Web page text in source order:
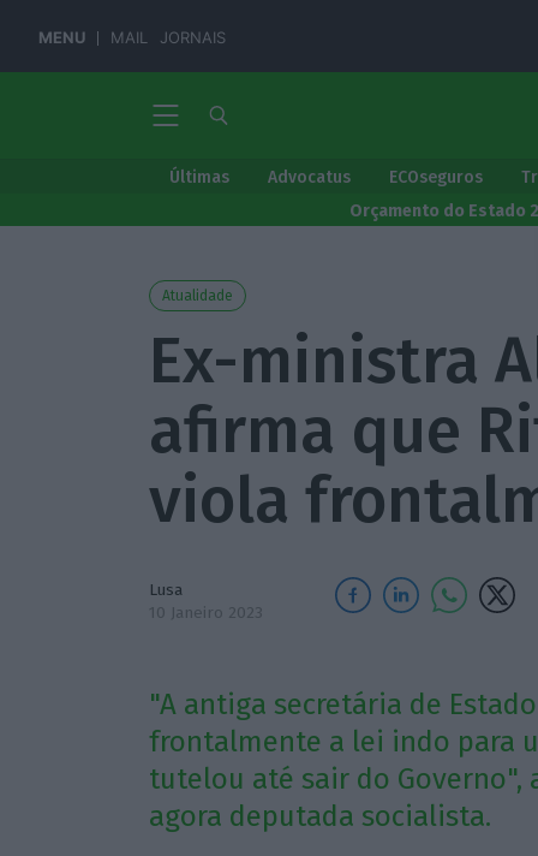
MENU MAIL JORNAIS
Últimas Advocatus ECOseguros
Orçamento do Estado
Atualidade
Ex-ministra
afirma que
viola
Lusa
10 Janeiro 2023
"A antiga secretária de
frontalmente a lei indo para
tutelou até sair do Governo",
agora deputada socialista.